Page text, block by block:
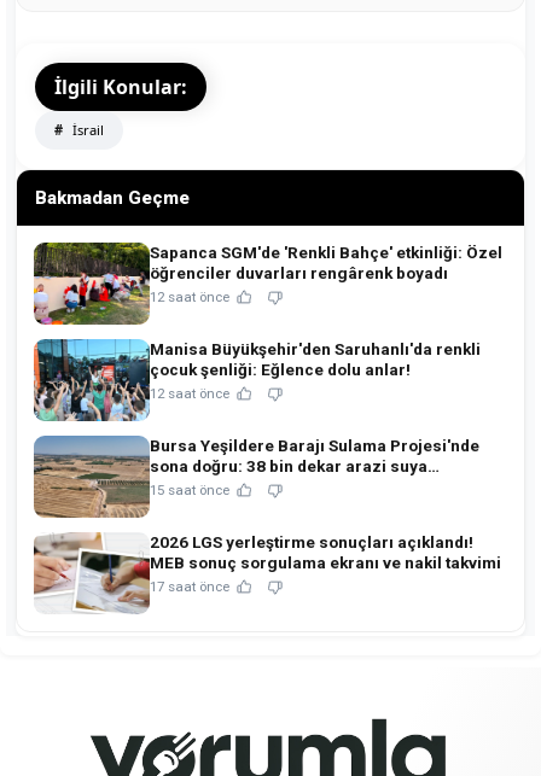
İlgili Konular:
İsrail
Bakmadan Geçme
Sapanca SGM'de 'Renkli Bahçe' etkinliği: Özel
öğrenciler duvarları rengârenk boyadı
12 saat önce
Manisa Büyükşehir'den Saruhanlı'da renkli
çocuk şenliği: Eğlence dolu anlar!
12 saat önce
Bursa Yeşildere Barajı Sulama Projesi'nde
sona doğru: 38 bin dekar arazi suya
kavuşuyor!
15 saat önce
2026 LGS yerleştirme sonuçları açıklandı!
MEB sonuç sorgulama ekranı ve nakil takvimi
17 saat önce